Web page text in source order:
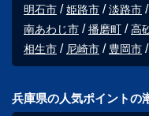
明石市 姫路市 淡路市
南あわじ市
播磨町 高
相生市
尼崎市 豊岡市
兵庫県の人気ポイントの